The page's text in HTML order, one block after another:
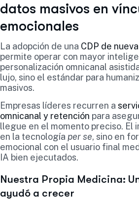
datos masivos en
emocionales
La adopción de una CDP de
permite operar con mayor
personalización omnicanal
lujo, sino el estándar para
masivos.
Empresas líderes recurren a
omnicanal y retención para
llegue en el momento preciso. El
en la tecnología per se, sino en
emocional con el usuario final
IA bien ejecutados.
Nuestra Propia Medicina:
ayudó a crecer